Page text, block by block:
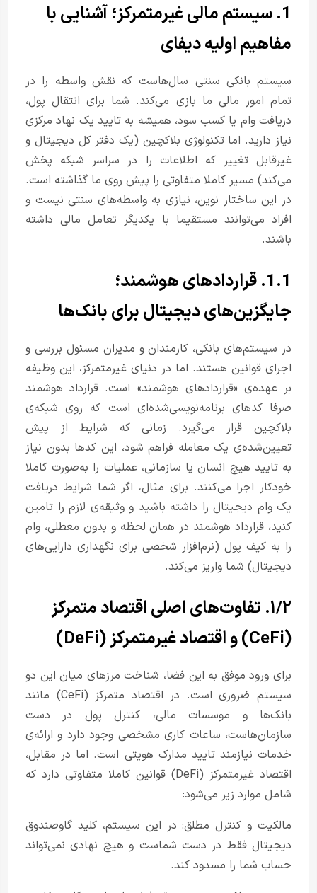
1. سیستم مالی غیرمتمرکز؛ آشنایی با
مفاهیم اولیه دیفای
سیستم بانکی سنتی سال‌هاست که نقش واسطه را در
تمام امور مالی ما بازی می‌کند. شما برای انتقال پول،
دریافت وام یا کسب سود، همیشه به تایید یک نهاد مرکزی
نیاز دارید. اما تکنولوژی بلاکچین (یک دفتر کل دیجیتال و
غیرقابل تغییر که اطلاعات را در سراسر شبکه پخش
می‌کند) مسیر کاملا متفاوتی را پیش روی ما گذاشته است.
در این ساختار نوین، نیازی به واسطه‌های سنتی نیست و
افراد می‌توانند مستقیما با یکدیگر تعامل مالی داشته
باشند.
1.1. قراردادهای هوشمند؛
جایگزین‌های دیجیتال برای بانک‌ها
در سیستم‌های بانکی، کارمندان و مدیران مسئول بررسی و
اجرای قوانین هستند. اما در دنیای غیرمتمرکز، این وظیفه
بر عهده‌ی «قراردادهای هوشمند» است. قرارداد هوشمند
صرفا کدهای برنامه‌نویسی‌شده‌ای است که روی شبکه‌ی
بلاکچین قرار می‌گیرد. زمانی که شرایط از پیش
تعیین‌شده‌ی یک معامله فراهم شود، این کدها بدون نیاز
به تایید هیچ انسان یا سازمانی، عملیات را به‌صورت کاملا
خودکار اجرا می‌کنند. برای مثال، اگر شما شرایط دریافت
یک وام دیجیتال را داشته باشید و وثیقه‌ی لازم را تامین
کنید، قرارداد هوشمند در همان لحظه و بدون معطلی، وام
را به کیف پول (نرم‌افزار شخصی برای نگهداری دارایی‌های
دیجیتال) شما واریز می‌کند.
۱/۲. تفاوت‌های اصلی اقتصاد متمرکز
(CeFi) و اقتصاد غیرمتمرکز (DeFi)
برای ورود موفق به این فضا، شناخت مرزهای میان این دو
سیستم ضروری است. در اقتصاد متمرکز (CeFi) مانند
بانک‌ها و موسسات مالی، کنترل پول در دست
سازمان‌هاست، ساعات کاری مشخصی وجود دارد و ارائه‌ی
خدمات نیازمند تایید مدارک هویتی است. اما در مقابل،
اقتصاد غیرمتمرکز (DeFi) قوانین کاملا متفاوتی دارد که
شامل موارد زیر می‌شود:
مالکیت و کنترل مطلق: در این سیستم، کلید گاوصندوق
دیجیتال فقط در دست شماست و هیچ نهادی نمی‌تواند
حساب شما را مسدود کند.